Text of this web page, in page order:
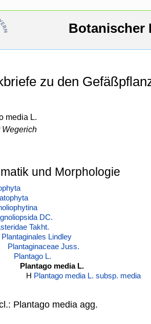
Botanischer
zu den
media L.
Wegerich
und Morphologie
DC.
Takht.
Plantaginales Lindley
Plantaginaceae Juss.
Plantago L.
Plantago media L.
Plantago media L. subsp. media
Plantago media agg.